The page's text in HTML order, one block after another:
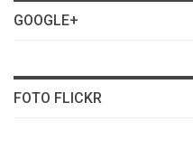
GOOGLE+
FOTO FLICKR